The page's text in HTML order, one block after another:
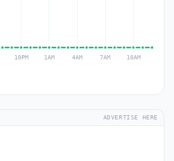
ADVERTISE HERE